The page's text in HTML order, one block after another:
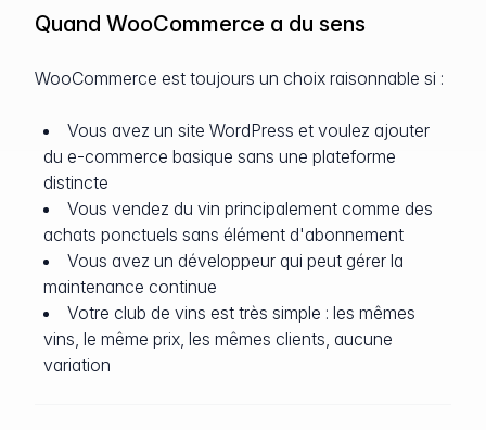
Quand WooCommerce a du sens
WooCommerce est toujours un choix raisonnable si :
Vous avez un site WordPress et voulez ajouter
du e-commerce basique sans une plateforme
distincte
Vous vendez du vin principalement comme des
achats ponctuels sans élément d'abonnement
Vous avez un développeur qui peut gérer la
maintenance continue
Votre club de vins est très simple : les mêmes
vins, le même prix, les mêmes clients, aucune
variation